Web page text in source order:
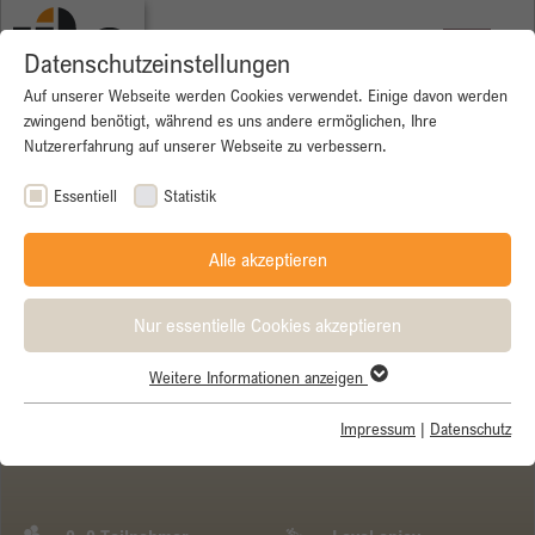
Datenschutzeinstellungen
Auf unserer Webseite werden Cookies verwendet. Einige davon werden
zwingend benötigt, während es uns andere ermöglichen, Ihre
Nutzererfahrung auf unserer Webseite zu verbessern.
Essentiell Statistik
Alle akzeptieren
Nur essentielle Cookies akzeptieren
Essentielle Cookies werden für grundlegende Funktionen der
einwandfrei funktioniert.
Weitere Informationen anzeigen
Impressum | Datenschutz